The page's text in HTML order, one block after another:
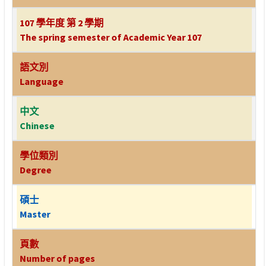
107 學年度 第 2 學期
The spring semester of Academic Year 107
語文別
Language
中文
Chinese
學位類別
Degree
碩士
Master
頁數
Number of pages